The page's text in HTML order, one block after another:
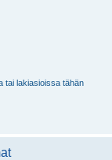
tai lakiasioissa tähän